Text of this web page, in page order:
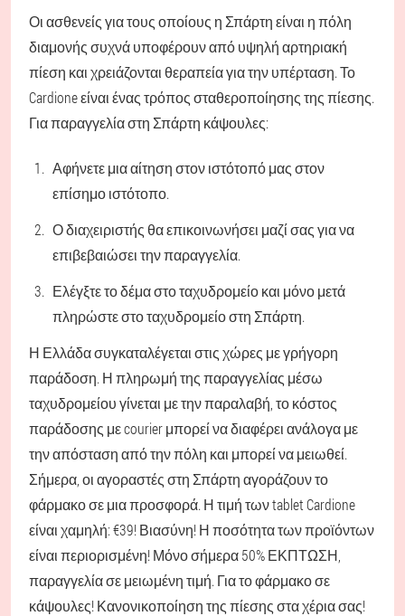
Οι ασθενείς για τους οποίους η Σπάρτη είναι η πόλη
διαμονής συχνά υποφέρουν από υψηλή αρτηριακή
πίεση και χρειάζονται θεραπεία για την υπέρταση. Το
Cardione είναι ένας τρόπος σταθεροποίησης της πίεσης.
Για παραγγελία στη Σπάρτη κάψουλες:
Αφήνετε μια αίτηση στον ιστότοπό μας στον
επίσημο ιστότοπο.
Ο διαχειριστής θα επικοινωνήσει μαζί σας για να
επιβεβαιώσει την παραγγελία.
Ελέγξτε το δέμα στο ταχυδρομείο και μόνο μετά
πληρώστε στο ταχυδρομείο στη Σπάρτη.
Η Ελλάδα συγκαταλέγεται στις χώρες με γρήγορη
παράδοση. Η πληρωμή της παραγγελίας μέσω
ταχυδρομείου γίνεται με την παραλαβή, το κόστος
παράδοσης με courier μπορεί να διαφέρει ανάλογα με
την απόσταση από την πόλη και μπορεί να μειωθεί.
Σήμερα, οι αγοραστές στη Σπάρτη αγοράζουν το
φάρμακο σε μια προσφορά. Η τιμή των tablet Cardione
είναι χαμηλή: €39! Βιασύνη! Η ποσότητα των προϊόντων
είναι περιορισμένη! Μόνο σήμερα 50% ΕΚΠΤΩΣΗ,
παραγγελία σε μειωμένη τιμή. Για το φάρμακο σε
κάψουλες! Κανονικοποίηση της πίεσης στα χέρια σας!